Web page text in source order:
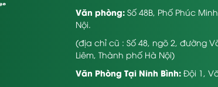
Văn phòng:Số 48B, Phố Phúc
Nội.
(địa chỉ cũ : Số 48, ngõ 2, đường
Liêm, Thành phố Hà Nội)
Văn Phòng Tại Ninh Bình:Đội 1,